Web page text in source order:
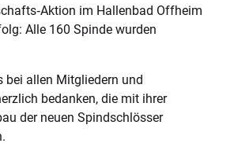
im Hallenbad Offheim
Alle 160 Spinde wurden
bei allen Mitgliedern und
bedanken, die mit ihrer
der neuen Spindschlösser